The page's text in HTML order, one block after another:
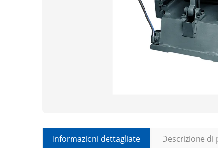
Informazioni dettagliate Descrizione